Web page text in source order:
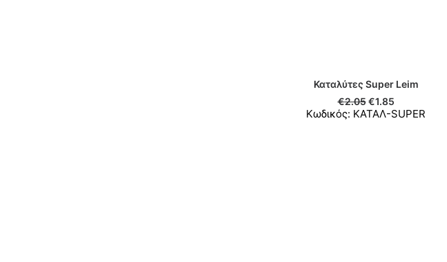
Καταλύτες Super Leim
€2.05 €1.85
Κωδικός: ΚΑΤΑΛ-SUPER